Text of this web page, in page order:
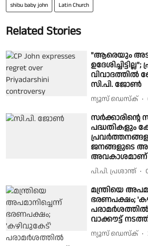
shibu baby john Latin Church
Related Stories
"ആരെയും
വിവാദത്തിൽ
സി.പി. ജോൺ
ന്യൂസ് ഡെസ്ക്
സർക്കാരിന്റെ
പദ്ധതികളും
ജനങ്ങളുടെ
അവകാശമാണ്
പി.പി. പ്രശാന്ത്
മന്ത്രിയെ
ഭരണപക്ഷം;
വാക്കൗട്ട്
ന്യൂസ് ഡെസ്ക്